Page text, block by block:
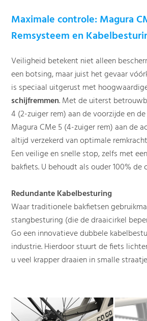
Maximale controle: Magura
Remsysteem en
Veiligheid betekent niet alleen
een botsing, maar juist het gevaar
is speciaal uitgerust met
schijfremmen. Met de uiterst
4 (2-zuiger rem) aan de voorzijde en
Magura CMe 5 (4-zuiger rem) aan de
altijd verzekerd van optimale
Een veilige en snelle stop, zelfs met
bakfiets. U behoudt als ouder 100% de
Redundante Kabelbesturing
Waar traditionele bakfietsen
stangbesturing (die de draaicirkel
Go een innovatieve dubbele
industrie. Hierdoor stuurt de fiets
u veel krapper draaien in smalle